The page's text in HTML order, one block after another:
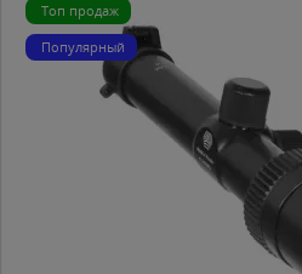
Топ продаж
Популярный